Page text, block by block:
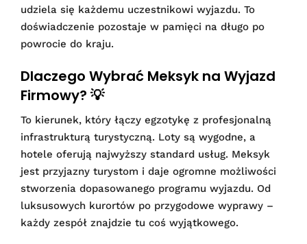
udziela się każdemu uczestnikowi wyjazdu. To
doświadczenie pozostaje w pamięci na długo po
powrocie do kraju.
Dlaczego Wybrać Meksyk na Wyjazd
Firmowy? 💡
To kierunek, który łączy egzotykę z profesjonalną
infrastrukturą turystyczną. Loty są wygodne, a
hotele oferują najwyższy standard usług. Meksyk
jest przyjazny turystom i daje ogromne możliwości
stworzenia dopasowanego programu wyjazdu. Od
luksusowych kurortów po przygodowe wyprawy –
każdy zespół znajdzie tu coś wyjątkowego.